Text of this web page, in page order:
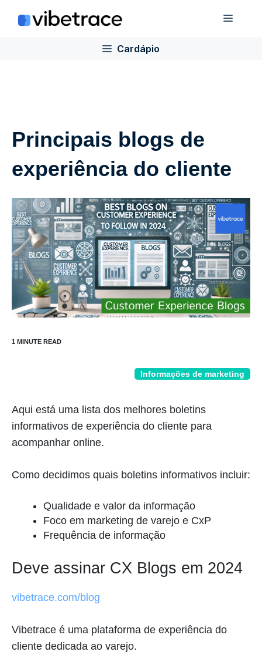
para
Cardápio
Principais blogs de
experiência do cliente
Informações de marketing
Aqui está uma lista dos melhores boletins
informativos de experiência do cliente para
acompanhar online.
Como decidimos quais boletins informativos incluir:
Qualidade e valor da informação
Foco em marketing de varejo e CxP
Frequência de informação
Deve assinar CX Blogs em 2024
vibetrace.com/blog
Vibetrace é uma plataforma de experiência do
cliente dedicada ao varejo.